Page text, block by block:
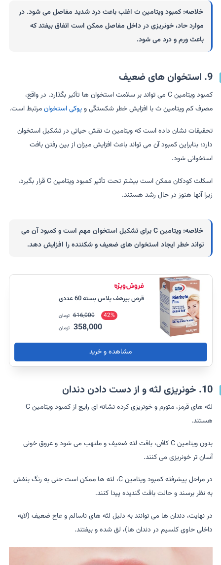
خلاصه: کمبود ویتامین ث اغلب باعث درد شدید مفاصل می شود. در
موارد حاد، خونریزی در داخل مفاصل ممکن است اتفاق بیفتد که
باعث ورم و درد می شود.
9. استخوان های ضعیف
کمبود ویتامین C می تواند بر سلامت استخوان ها تأثیر بگذارد. در واقع،
مصرف کم ویتامین ث با افزایش خطر شکستگی وپوکی استخوانمرتبط است.
تحقیقات نشان داده است که ویتامین ث نقش حیاتی در تشکیل استخوان
دارد؛ بنابراین کمبود آن می تواند باعث افزایش میزان از بین رفتن بافت
استخوانی شود.
اسکلت کودکان ممکن است بیشتر تحت تأثیر کمبود ویتامین C قرار بگیرد،
زیرا آنها هنوز در حال رشد هستند.
خلاصه:
ویتامین C برای تشکیل استخوان مهم است و کمبود آن می
تواند خطر ایجاد استخوان های ضعیف و شکننده را افزایش دهد.
قرص بیرهف پلاس بسته 60 عددی
42%
616,000 تومان
358,000 تومان
مشاهده و خرید
10. خونریزی لثه و از دست دادن دندان
لثه های قرمز، متورم و خونریزی کرده نشانه ای رایج از کمبود ویتامین C
هستند.
بدون ویتامین C کافی، بافت لثه ضعیف و ملتهب می شود و عروق خونی
آسان تر خونریزی می کنند.
در مراحل پیشرفته کمبود ویتامین C، لثه ها ممکن است حتی به رنگ بنفش
به نظر برسند و حالت بافت گندیده پیدا کنند.
در نهایت، دندان ها می توانند به دلیل لثه های ناسالم و عاج ضعیف (لایه
داخلی حاوی کلسیم در دندان ها)، لق شده و بیفتند.